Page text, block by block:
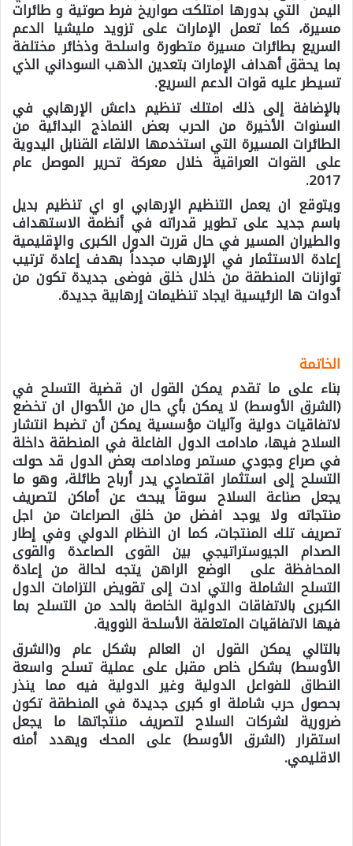
اليمن التي بدورها امتلكت صواريخ فرط صوتية و طائرات
مسيرة، كما تعمل الإمارات على تزويد مليشيا الدعم
السريع بطائرات مسيرة متطورة واسلحة وذخائر مختلفة
بما يحقق أهداف الإمارات بتعدين الذهب السوداني الذي
تسيطر عليه قوات الدعم السريع.
بالإضافة إلى ذلك امتلك تنظيم داعش الإرهابي في
السنوات الأخيرة من الحرب بعض النماذج البدائية من
الطائرات المسيرة التي استخدمها الالقاء القنابل اليدوية
على القوات العراقية خلال معركة تحرير الموصل عام
2017.
ويتوقع ان يعمل التنظيم الإرهابي او اي تنظيم بديل
باسم جديد على تطوير قدراته في أنظمة الاستهداف
والطيران المسير في حال قررت الدول الكبرى والإقليمية
إعادة الاستثمار في الإرهاب مجدداً بهدف إعادة ترتيب
توازنات المنطقة من خلال خلق فوضى جديدة تكون من
أدوات ها الرئيسية ايجاد تنظيمات إرهابية جديدة.
الخاتمة
بناء على ما تقدم يمكن القول ان قضية التسلح في
(الشرق الأوسط) لا يمكن بأي حال من الأحوال ان تخضع
لاتفاقيات دولية وآليات مؤسسية يمكن أن تضبط انتشار
السلاح فيها، مادامت الدول الفاعلة في المنطقة داخلة
في صراع وجودي مستمر ومادامت بعض الدول قد حولت
التسلح إلى استثمار اقتصادي يدر أرباح طائلة، وهو ما
يجعل صناعة السلاح سوقاً يبحث عن أماكن لتصريف
منتجاته ولا يوجد افضل من خلق الصراعات من اجل
تصريف تلك المنتجات، كما ان النظام الدولي وفي إطار
الصدام الجيوستراتيجي بين القوى الصاعدة والقوى
المحافظة على الوضع الراهن يتجه لحالة من إعادة
التسلح الشاملة والتي ادت إلى تقويض التزامات الدول
الكبرى بالاتفاقات الدولية الخاصة بالحد من التسلح بما
فيها الاتفاقيات المتعلقة الأسلحة النووية.
بالتالي يمكن القول ان العالم بشكل عام و(الشرق
الأوسط) بشكل خاص مقبل على عملية تسلح واسعة
النطاق للفواعل الدولية وغير الدولية فيه مما ينذر
بحصول حرب شاملة او كبرى جديدة في المنطقة تكون
ضرورية لشركات السلاح لتصريف منتجاتها ما يجعل
استقرار (الشرق الأوسط) على المحك ويهدد أمنه
الاقليمي.